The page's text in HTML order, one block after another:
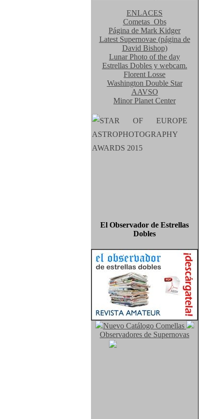
ENLACES
Cometas_Obs
Página de Mark Kidger
Latest Supernovae (página de
David Bishop)
Lunar Photo of the day
Estrellas Dobles y webcam.
Florent Losse
Washington Double Star
AAVSO
Minor Planet Center
El Observador de Estrellas
Dobles
Nuevo Catálogo Comellas
Observadores de Supernovas